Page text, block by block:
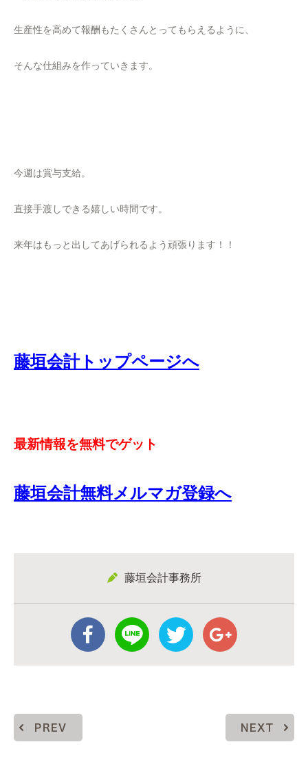
生産性を高めて報酬もたくさんとってもらえるように、
そんな仕組みを作っていきます。
今週は賞与支給。
直接手渡しできる嬉しい時間です。
来年はもっと出してあげられるよう頑張ります！！
藤垣会計トップページへ
最新情報を無料でゲット
藤垣会計無料メルマガ登録へ
藤垣会計事務所
PREV NEXT